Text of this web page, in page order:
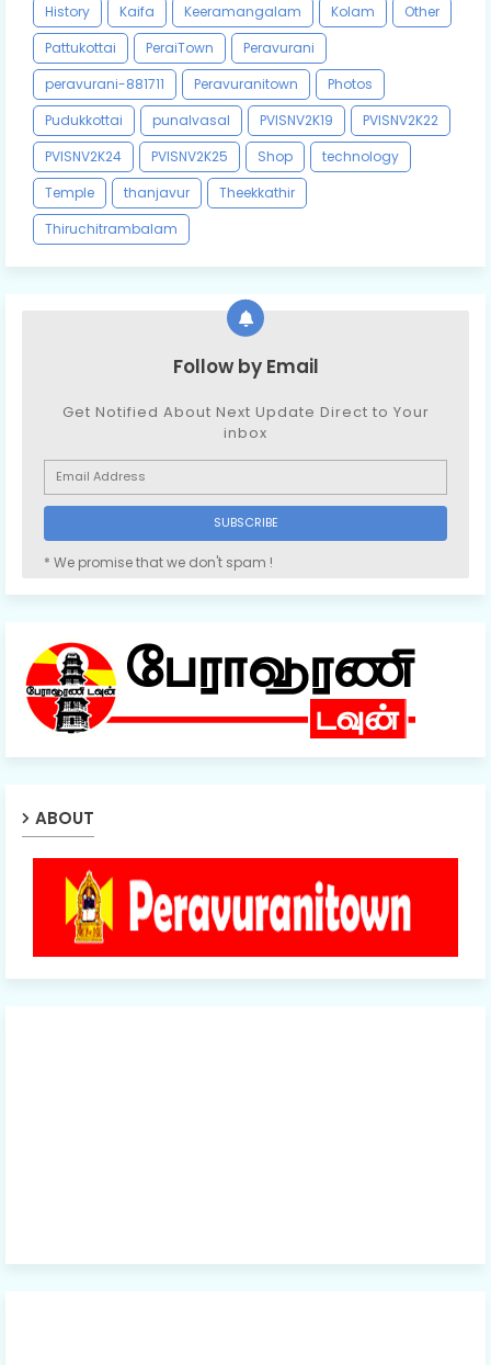
History
Kaifa Keeramangalam Kolam
Other
Pattukottai
PeraiTown
Peravurani
peravurani-881711
Peravuranitown
Photos
Pudukkottai
punalvasal PVISNV2K19
PVISNV2K22
PVISNV2K24
PVISNV2K25 Shop
technology
Temple
thanjavur
Theekkathir
Thiruchitrambalam
Follow by Email
Get Notified About Next Update Direct to Your
inbox
* We promise that we don't spam !
ABOUT